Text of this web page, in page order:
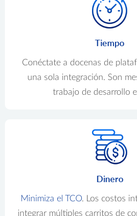
Tiempo
Conéctate a docenas de
una sola integración. Son
trabajo de desarrollo
Dinero
Minimiza el TCO. Los costos
integrar múltiples carritos de